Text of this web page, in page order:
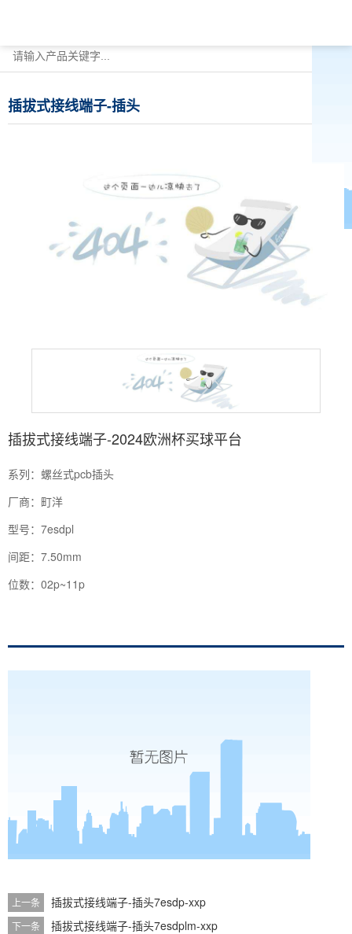
插拔式接线端子-插头
插拔式接线端子-2024欧洲杯买球平台
系列：螺丝式pcb插头
厂商：町洋
型号：7esdpl
间距：7.50mm
位数：02p~11p
上一条 插拔式接线端子-插头7esdp-xxp
下一条 插拔式接线端子-插头7esdplm-xxp